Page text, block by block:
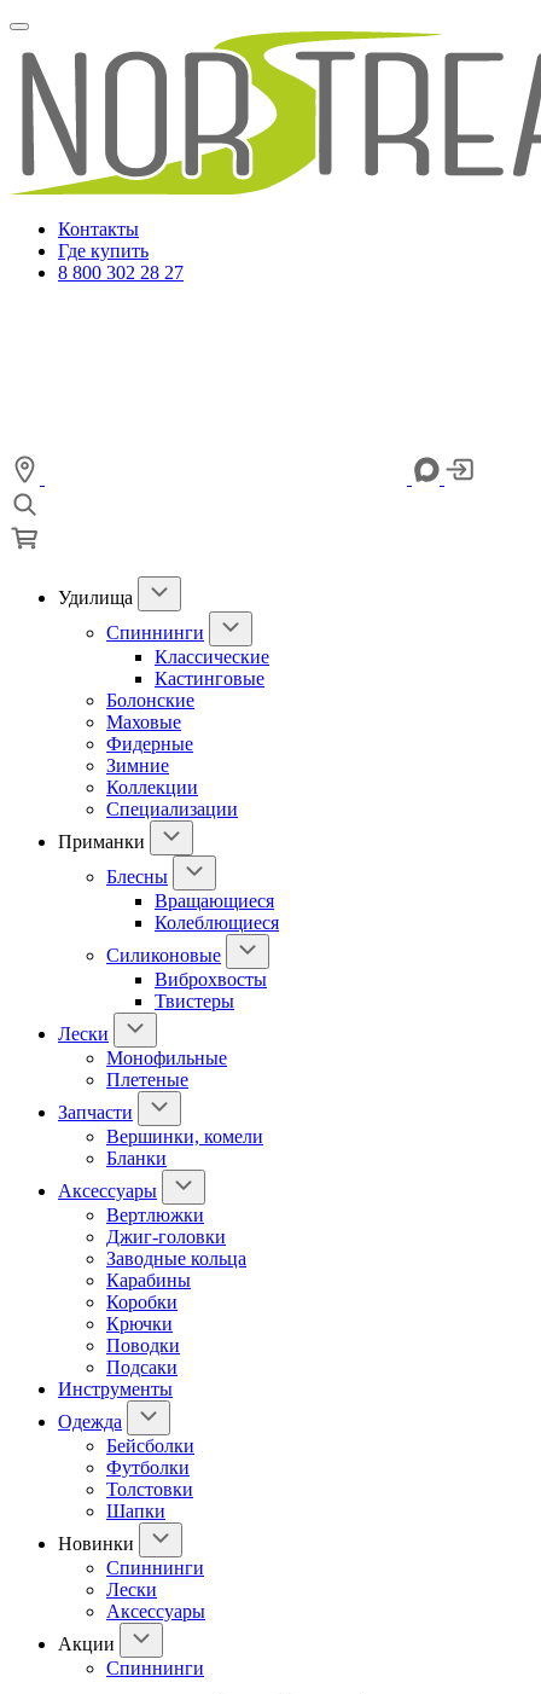
Контакты
Где купить
8 800 302 28 27
Удилища
Спиннинги
Классические
Кастинговые
Болонские
Маховые
Фидерные
Зимние
Коллекции
Специализации
Приманки
Блесны
Вращающиеся
Колеблющиеся
Силиконовые
Виброхвосты
Твистеры
Лески
Монофильные
Плетеные
Запчасти
Вершинки, комели
Бланки
Аксессуары
Вертлюжки
Джиг-головки
Заводные кольца
Карабины
Коробки
Крючки
Поводки
Подсаки
Инструменты
Одежда
Бейсболки
Футболки
Толстовки
Шапки
Новинки
Спиннинги
Лески
Аксессуары
Акции
Спиннинги